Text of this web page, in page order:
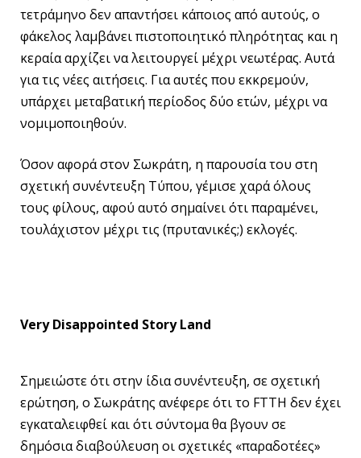
τετράμηνο δεν απαντήσει κάποιος από αυτούς, ο
φάκελος λαμβάνει πιστοποιητικό πληρότητας και η
κεραία αρχίζει να λειτουργεί μέχρι νεωτέρας. Αυτά
για τις νέες αιτήσεις. Για αυτές που εκκρεμούν,
υπάρχει μεταβατική περίοδος δύο ετών, μέχρι να
νομιμοποιηθούν.
Όσον αφορά στον Σωκράτη, η παρουσία του στη
σχετική συνέντευξη Τύπου, γέμισε χαρά όλους
τους φίλους, αφού αυτό σημαίνει ότι παραμένει,
τουλάχιστον μέχρι τις (πρυτανικές;) εκλογές.
Very Disappointed Story Land
Σημειώστε ότι στην ίδια συνέντευξη, σε σχετική
ερώτηση, ο Σωκράτης ανέφερε ότι το FTTH δεν έχει
εγκαταλειφθεί και ότι σύντομα θα βγουν σε
δημόσια διαβούλευση οι σχετικές «παραδοτέες»